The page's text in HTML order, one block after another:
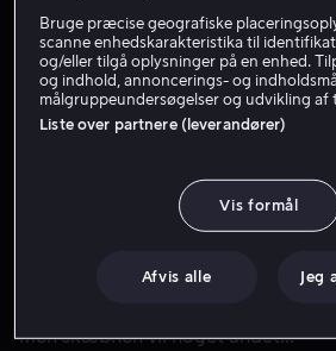
Lej 59 kr
Køb 99 kr
til at dele sin lejlighed med den
men skæbnen vil noget andet...
Bruge præcise geografiske
scanne enhedskarakteristika til
og/eller tilgå oplysninger på en enhed.
og indhold, annoncerings- og
målgruppeundersøgelser og udvikling af
Liste over partnere (leverandører)
Vis formål
Afvis alle Jeg